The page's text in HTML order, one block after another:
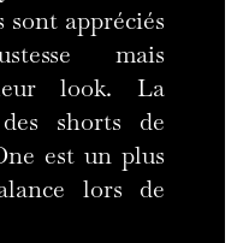
sont appréciés
mais
look. La
shorts de
est un plus
lors de